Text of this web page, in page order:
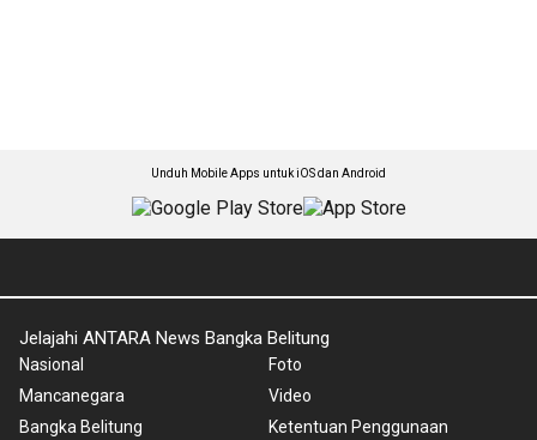
Unduh Mobile Apps untuk iOS dan Android
Jelajahi ANTARA News Bangka Belitung
Nasional
Mancanegara
Bangka Belitung
Foto
Video
Ketentuan Penggunaan